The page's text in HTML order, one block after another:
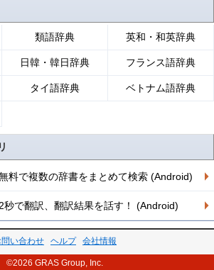
類語辞典 英和・和英辞典
日韓・韓日辞典 フランス語辞典
タイ語辞典 ベトナム語辞典
料で複数の辞書をまとめて検索 (Android)
秒で翻訳、翻訳結果を話す！ (Android)
問い合わせ ヘルプ 会社情報
©2026 GRAS Group, Inc.